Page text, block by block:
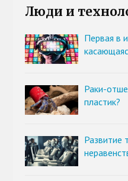
Люди и
Первая в
Раки-
пластик?
Развитие